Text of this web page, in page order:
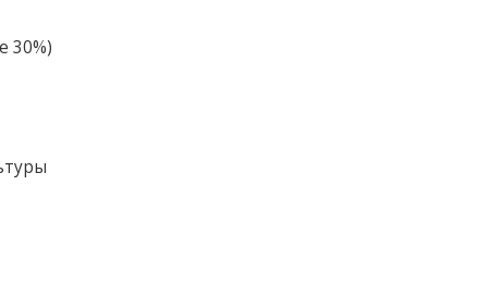
30%)